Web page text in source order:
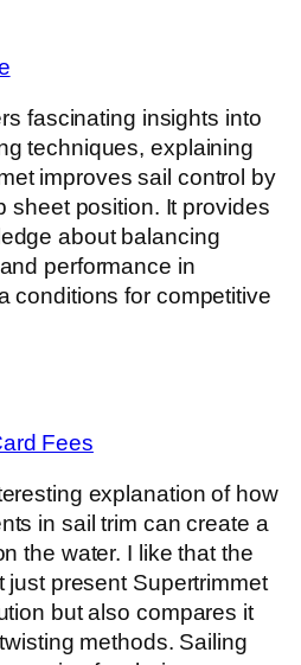
fascinating insights into
techniques, explaining
improves sail control by
sheet position. It provides
about balancing
performance in
conditions for competitive
Fees
explanation of how
in sail trim can create a
the water. I like that the
just present Supertrimmet
but also compares it
methods. Sailing